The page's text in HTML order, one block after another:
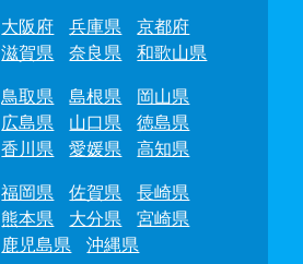
大阪府 兵庫県
京都府
滋賀県
奈良県
和歌山県
鳥取県 島根県
岡山県
広島県
山口県
徳島県
香川県
愛媛県
高知県
福岡県 佐賀県
長崎県
熊本県
大分県
宮崎県
鹿児島県
沖縄県